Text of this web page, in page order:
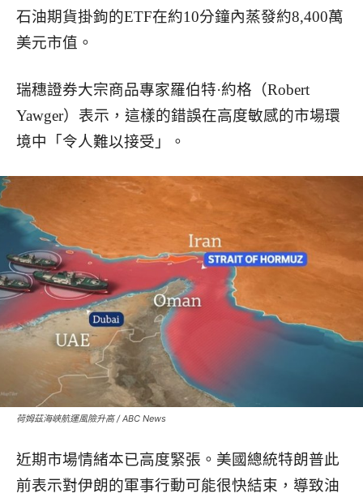
石油期貨掛鉤的ETF在約10分鐘內蒸發約8,400萬
美元市值。
瑞穗證券大宗商品專家羅伯特·約格（Robert
Yawger）表示，這樣的錯誤在高度敏感的市場環
境中「令人難以接受」。
荷姆茲海峽航運風險升高 / ABC News
近期市場情緒本已高度緊張。美國總統特朗普此
前表示對伊朗的軍事行動可能很快結束，導致油